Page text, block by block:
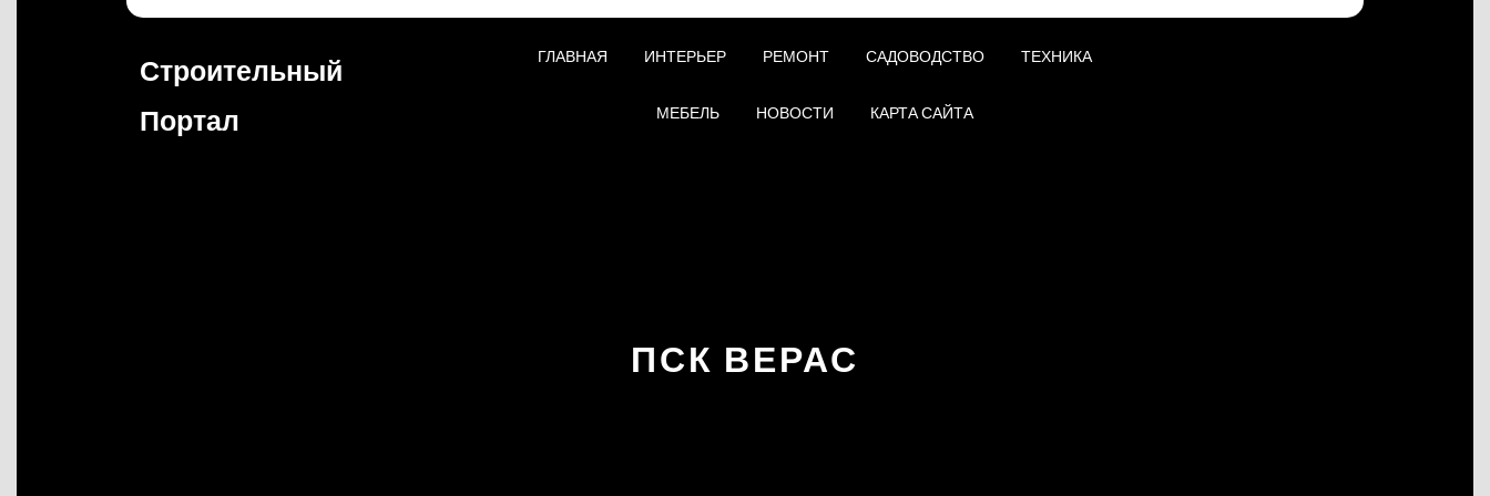
Строительный
Портал
ГЛАВНАЯ ИНТЕРЬЕР РЕМОНТ САДОВОДСТВО ТЕХНИКА
МЕБЕЛЬ НОВОСТИ КАРТА САЙТА
ПСК ВЕРАС